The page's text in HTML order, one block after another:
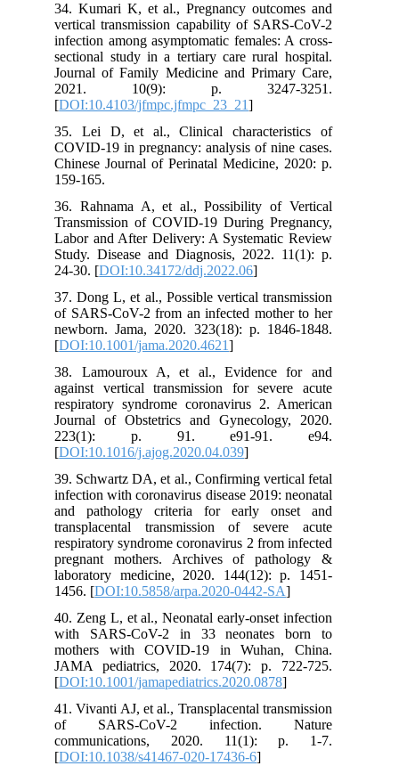
34. Kumari K, et al., Pregnancy outcomes and
vertical transmission capability of SARS-CoV-2
infection among asymptomatic females: A cross-
sectional study in a tertiary care rural hospital.
Journal of Family Medicine and Primary Care,
2021. 10(9): p. 3247-3251.
[DOI:10.4103/jfmpc.jfmpc_23_21
35. Lei D, et al., Clinical characteristics of
COVID-19 in pregnancy: analysis of nine cases.
Chinese Journal of Perinatal Medicine, 2020: p.
159-165.
36. Rahnama A, et al., Possibility of Vertical
Transmission of COVID-19 During Pregnancy,
Labor and After Delivery: A Systematic Review
Study. Disease and Diagnosis, 2022. 11(1): p.
24-30. [DOI:10.34172/ddj.2022.06
37. Dong L, et al., Possible vertical transmission
of SARS-CoV-2 from an infected mother to her
newborn. Jama, 2020. 323(18): p. 1846-1848.
[DOI:10.1001/jama.2020.4621
38. Lamouroux A, et al., Evidence for and
against vertical transmission for severe acute
respiratory syndrome coronavirus 2. American
Journal of Obstetrics and Gynecology, 2020.
223(1): p. 91. e91-91. e94.
[DOI:10.1016/j.ajog.2020.04.039
39. Schwartz DA, et al., Confirming vertical fetal
infection with coronavirus disease 2019: neonatal
and pathology criteria for early onset and
transplacental transmission of severe acute
respiratory syndrome coronavirus 2 from infected
pregnant mothers. Archives of pathology &
laboratory medicine, 2020. 144(12): p. 1451-
1456. [DOI:10.5858/arpa.2020-0442-SA
40. Zeng L, et al., Neonatal early-onset infection
with SARS-CoV-2 in 33 neonates born to
mothers with COVID-19 in Wuhan, China.
JAMA pediatrics, 2020. 174(7): p. 722-725.
[DOI:10.1001/jamapediatrics.2020.0878
41. Vivanti AJ, et al., Transplacental transmission
of SARS-CoV-2 infection. Nature
communications, 2020. 11(1): p. 1-7.
[DOI:10.1038/s41467-020-17436-6